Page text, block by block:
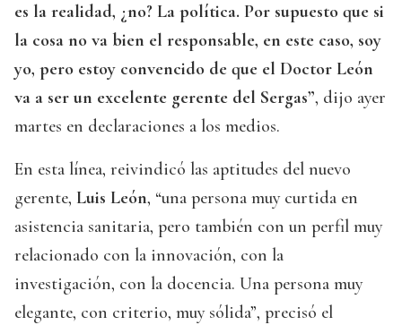
es la realidad, ¿no? La política. Por supuesto que si
la cosa no va bien el responsable, en este caso, soy
yo, pero estoy convencido de que el Doctor León
va a ser un excelente gerente del Sergas”, dijo ayer
martes en declaraciones a los medios.
En esta línea, reivindicó las aptitudes del nuevo
gerente, Luis León, “una persona muy curtida en
asistencia sanitaria, pero también con un perfil muy
relacionado con la innovación, con la
investigación, con la docencia. Una persona muy
elegante, con criterio, muy sólida”, precisó el